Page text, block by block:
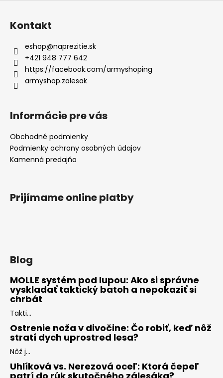
Kontakt
eshop@naprezitie.sk
+421 948 777 642
https://facebook.com/armyshoping
armyshop.zalesak
Informácie pre vás
Obchodné podmienky
Podmienky ochrany osobných údajov
Kamenná predajňa
Prijímame online platby
Blog
MOLLE systém pod lupou: Ako si správne
vyskladať taktický batoh a nepokaziť si
chrbát
Takti...
Ostrenie noža v divočine: Čo robiť, keď nôž
stratí dych uprostred lesa?
Nôž j...
Uhlíková vs. Nerezová oceľ: Ktorá čepeľ